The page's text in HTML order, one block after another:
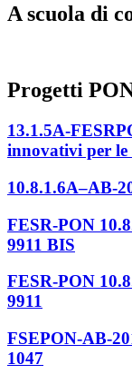
A scuola di
Progetti
13.1.5A-
innovativi per le
10.8.1.6A–AB-
FESR-PON
9911 BIS
FESR-PON
9911
FSEPON-AB-
1047